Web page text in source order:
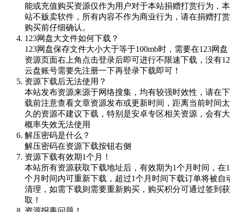
能或充值购买资源仅作为用户对于本站捐赠打赏行为，本
站不贩卖软件，所有内容不作为商业行为，请在捐赠打赏
购买前仔细确认。
123网盘大文件如何下载？
123网盘保存文件大小大于等于100mb时，需要在123网盘
资源页面右上角点击登录后即可进行不限速下载，没有
云盘账号需要先注册一下再登录下载即可！
资源下载后无法使用？
本站发布资源来源于网络搜集，均有较强时效性，请在下
载前注意查看文章资源发布或更新时间，距离当前时间太
久的资源不建议下载，特别是安卓专区相关资源，会有大
概率失效无法使用
解压密码是什么？
解压密码在资源下载按钮右侧
资源下载有效期1个月！
本站所有资源获取下载地址后，有效期为1个月时间，在1
个月时间内可重新下载，超过1个月时间下载订单将被自
清理，如需下载则需要重新购买，购买积分可通过签到获
取！